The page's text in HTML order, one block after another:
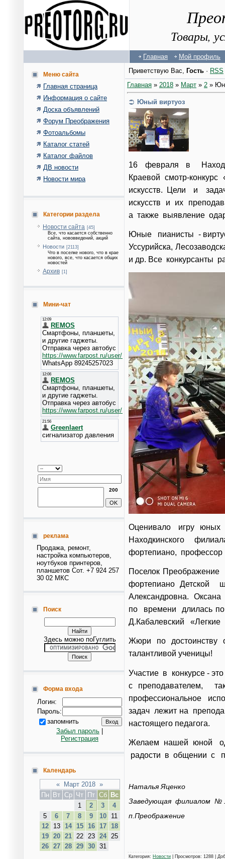
Товары,
Главная Мой профиль
Меню сайта
Главная страница
Информация о сайте
Доска объявлений
Форум Преображения
Фотоальбомы
Каталог статей
Каталог файлов
ДВ новости
Новости мира
Категории раздела
Новости сайта [45]
Все, что касается собственно
сайта, нововведений, акций
Новости [2113]
Что в поселке нового, что в крае
нового, все, что касается общих
новостей
Архив [1]
Мини-чат
200
реклама
Продажа, ремонт,
настройка компьютеров,
ноутбуков принтеров,
планшетов Сот. +7 924 257
30 02 МКС
Поиск
Здесь можно поГуглить
Форма входа
Логин:
Пароль:
запомнить
Забыл пароль
Регистрация
Календарь
« Март 2018 »
Пн
Вт Ср Чт Пт Сб
Вс
1
2 3
4
5
6 7 8 9 10
11
12
13 14 15 16 17
18
19
20 21 22 23 24
25
26
27 28 29 30 31
Приветствую Вас, Гость · RSS
Главная » 2018 » Март » 2 »
Юный виртуоз
16 февраля в
Краевой смотр-
искусств. Цели и
искусств и их
а также выявление
Юные пианисты -
Уссурийска,
и др. Все конкурсанты
Оценивало игру юных
Находкинского
фортепиано,
Поселок
фортепиано
Александровна.
по времени длилась
Д.Кабалевский
Жюри по достоинству
талантливой ученицы!
Участие в конкурсе -
с преподавателем,
профессиональное
задач лежит на
настоящего педагога.
Желаем нашей юной
радости в общении с
Наталья Яценко
Заведующая филиалом
п.Преображение
Категория: Новости Просмотров: 1288 |